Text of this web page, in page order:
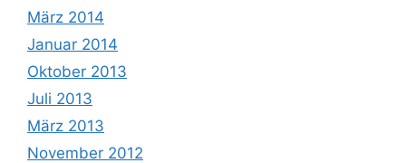
März 2014
Januar 2014
Oktober 2013
Juli 2013
März 2013
November 2012